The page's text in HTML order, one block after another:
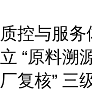
质控与服务
立 “原料溯
厂复核” 三